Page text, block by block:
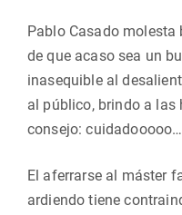
Pablo Casado molesta
de que acaso sea un
inasequible al
al público, brindo a las
consejo: cuidadooooo…
El aferrarse al máster
ardiendo tiene